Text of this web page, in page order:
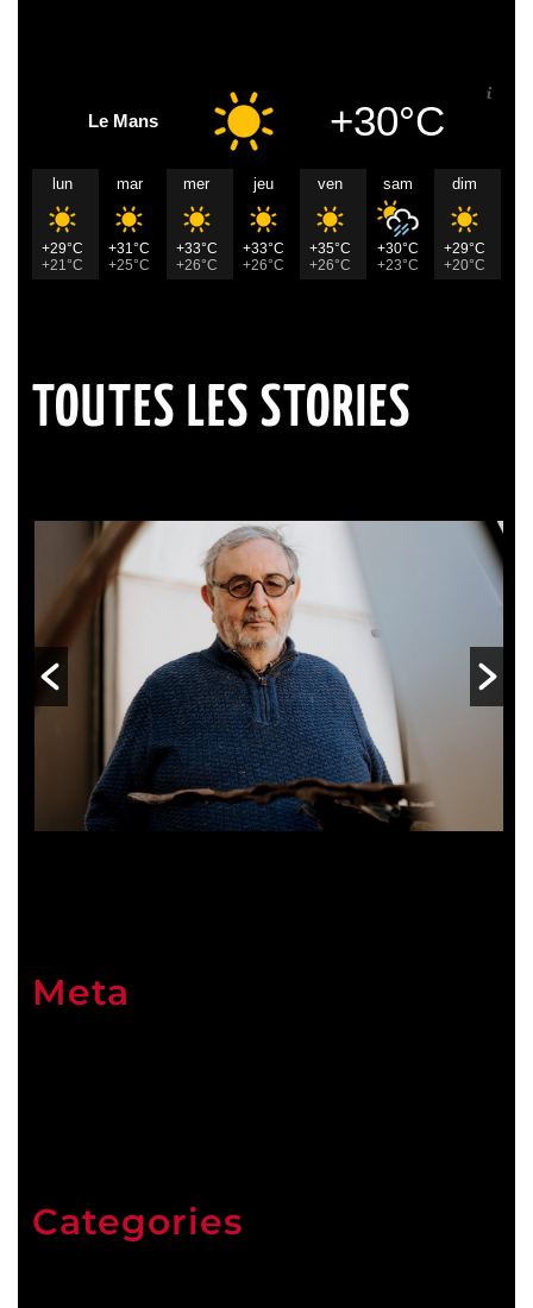
Le Mans +30°C
lun
+29°C
+21°C
mar
+31°C
+25°C
mer
+33°C
+26°C
jeu
+33°C
+26°C
ven
+35°C
+26°C
sam
+30°C
+23°C
dim
+29°C
+20°C
TOUTES LES STORIES
Meta
Categories